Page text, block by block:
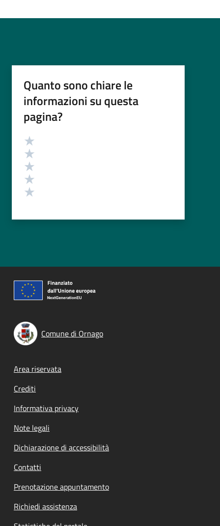
Quanto sono chiare le
informazioni su questa
pagina?
Valutazione
Comune di Ornago
Footer menu
Area riservata
Crediti
Informativa privacy
Note legali
Dichiarazione di accessibilità
Contatti
Prenotazione appuntamento
Richiedi assistenza